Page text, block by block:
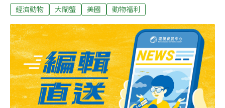
大閘蟹的「抓捕令」，呼籲民眾協助捕捉這些來自中國的
crab）、上海蟹，由於極具侵犯性，會危及生物鏈中其他
蟹類、貝類、魚類等物種的生存，加上大閘蟹的穴居性，
也易導致堤岸損壞和排水設施阻塞，而被國際自然保護聯
盟（IUCN）列為「世界百大外來入侵種」。SERC指，大
閘蟹近年侵入美東的乞沙比克灣（Chesapeake Bay），
已經對當地的藍蟹（Chesapeake blue crab）及漁業，造
成威脅。由於大閘蟹在美國幾乎沒有天敵，抓捕令提醒民
經濟動物 大閘蟹 美國 動物福利